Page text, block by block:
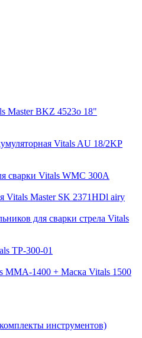
Master BKZ 4523o 18"
Vitals AU 18/2KP
сварки Vitals WMC 300A
Master SK 2371HDl airy
для сварки стрела Vitals
TP-300-01
MMA-1400 + Маска Vitals 1500
инструментов)